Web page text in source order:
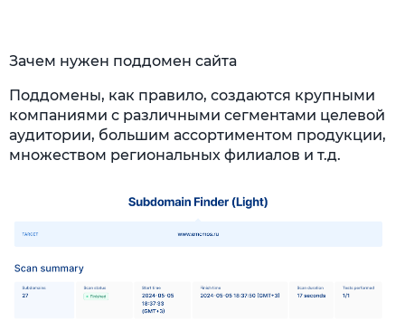
Зачем нужен поддомен сайта
Поддомены, как правило, создаются крупными
компаниями с различными сегментами целевой
аудитории, большим ассортиментом продукции,
множеством региональных филиалов и т.д.